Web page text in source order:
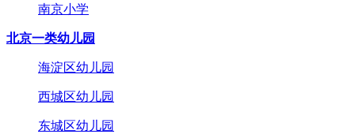
南京小学
北京一类幼儿园
海淀区幼儿园
西城区幼儿园
东城区幼儿园